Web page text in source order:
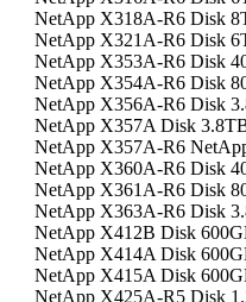
NetApp X318A-R6 Disk
NetApp X321A-R6 Disk
NetApp X353A-R6 Disk
NetApp X354A-R6 Disk
NetApp X356A-R6 Disk
NetApp X357A Disk
NetApp X357A-R6
NetApp X360A-R6 Disk
NetApp X361A-R6 Disk
NetApp X363A-R6 Disk
NetApp X412B Disk
NetApp X414A Disk
NetApp X415A Disk
NetApp X425A-R5 Disk